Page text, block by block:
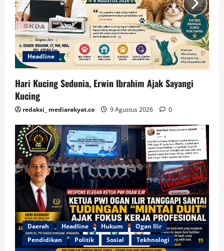
Headline
Hari Kucing Sedunia, Erwin Ibrahim Ajak Sayangi
Kucing
redaksi_ mediarakyat.co 9 Agustus 2026 0
Daerah Headline Hukum
Ogan Ilir
Pendidikan
Politik Sosial Tekhnologi